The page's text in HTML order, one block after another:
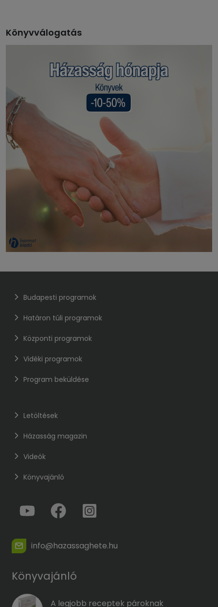
Könyvválogatás
Budapesti programok
Határon túli programok
Központi programok
Vidéki programok
Program beküldése
Letöltések
Házasság magazin
Videók
Könyvajánló
info@hazassaghete.hu
Könyvajánló
A legjobb receptek pároknak